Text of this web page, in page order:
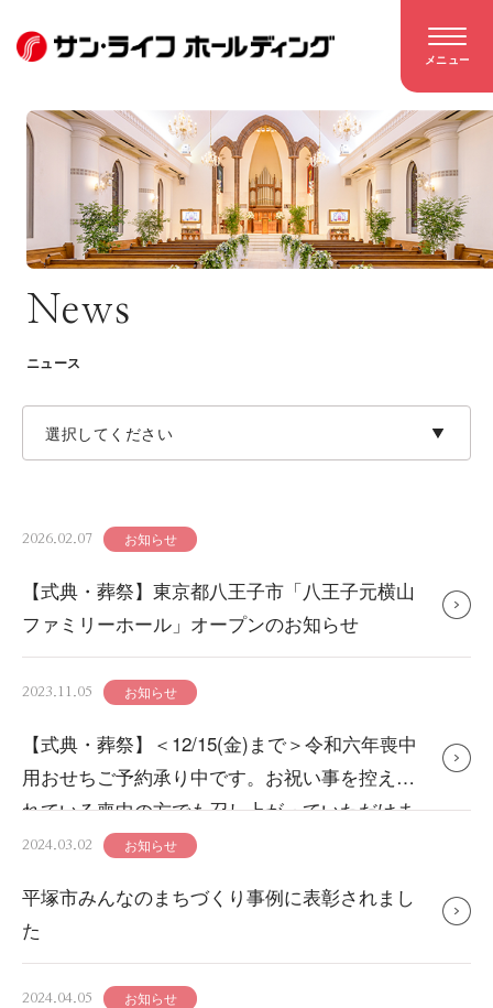
メニュー
News
ニュース
2026.02.07 お知らせ
【式典・葬祭】東京都八王子市「八王子元横山
ファミリーホール」オープンのお知らせ
2023.11.05 お知らせ
【式典・葬祭】＜12/15(金)まで＞令和六年喪中
用おせちご予約承り中です。お祝い事を控えら
れている喪中の方でも召し上がっていただけま
す。
2024.03.02 お知らせ
平塚市みんなのまちづくり事例に表彰されまし
た
2024.04.05 お知らせ